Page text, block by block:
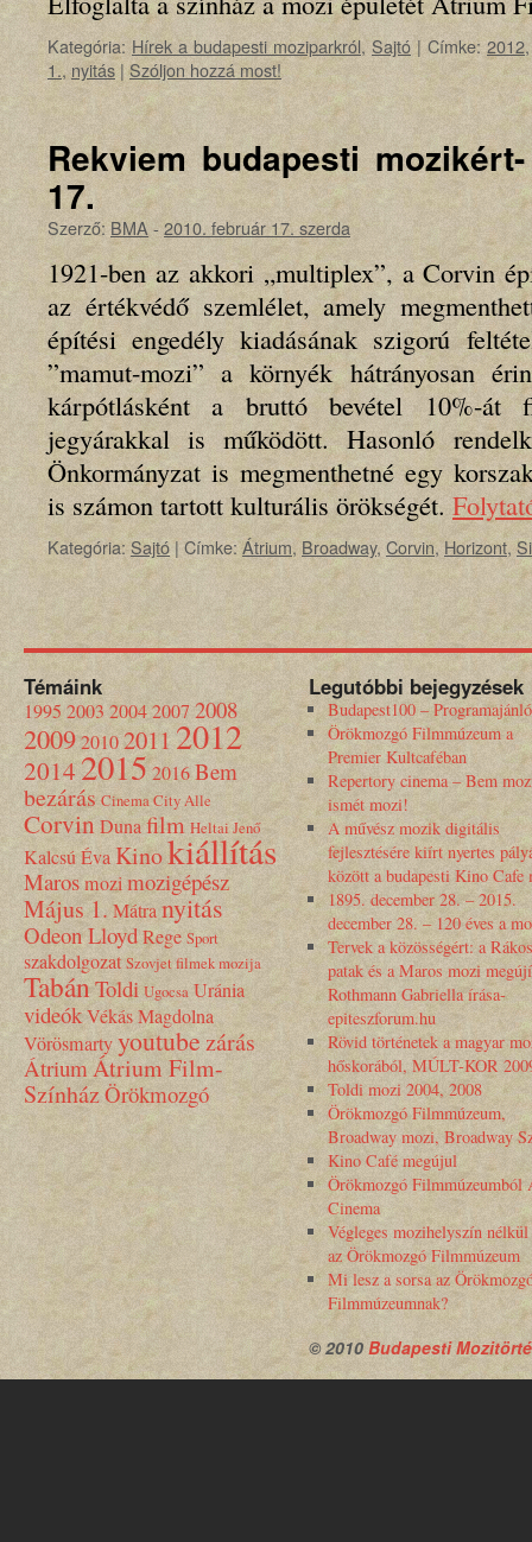
Kategória: Hírek a budapesti moziparkról,Sajtó | Címke: 2012
1., nyitás| Szóljon hozzá most!
Rekviem budapesti
17.
Szerző: BMA -2010. február 17. szerda
1921-ben az akkori „multiplex”, a Corvin
az értékvédő szemlélet, amely
építési engedély kiadásának szigorú
”mamut-mozi” a környék hátrányosan
kárpótlásként a bruttó bevétel 10%-át
jegyárakkal is működött. Hasonló
Önkormányzat is megmenthetné egy
is számon tartott kulturális örökségét.
Kategória:Sajtó|Címke: Átrium, Broadway, Corvin,Horizont,
Témáink
1995 2003 20042007 2008
200920102011 2012
201420152016Bem
bezárás Cinema City Alle
CorvinDunafilm Heltai Jenő
Kalcsú ÉvaKinokiállítás
Marosmozimozigépész
Május 1. Mátranyitás
Odeon LloydRege Sport
szakdolgozat Szovjet filmek mozija
TabánToldi Ugocsa Uránia
videókVékás Magdolna
Vörösmartyyoutubezárás
Átrium Átrium Film-
SzínházÖrökmozgó
Legutóbbi bejegyzések
Budapest100 – Programajánló
Örökmozgó Filmmúzeum a
Premier Kultcaféban
Repertory cinema – Bem
ismét mozi!
A művész mozik digitális
fejlesztésére kiírt nyertes
között a budapesti Kino Cafe
1895. december 28. – 2015.
december 28. – 120 éves a
Tervek a közösségért: a
patak és a Maros mozi
Rothmann Gabriella írása-
epiteszforum.hu
Rövid történetek a magyar
hőskorából, MÚLT-KOR
Toldi mozi 2004, 2008
Örökmozgó Filmmúzeum,
Broadway mozi, Broadway
Kino Café megújul
Örökmozgó Filmmúzeumból
Cinema
Végleges mozihelyszín nélkül
az Örökmozgó Filmmúzeum
Mi lesz a sorsa az
Filmmúzeumnak?
© 2010 Budapesti